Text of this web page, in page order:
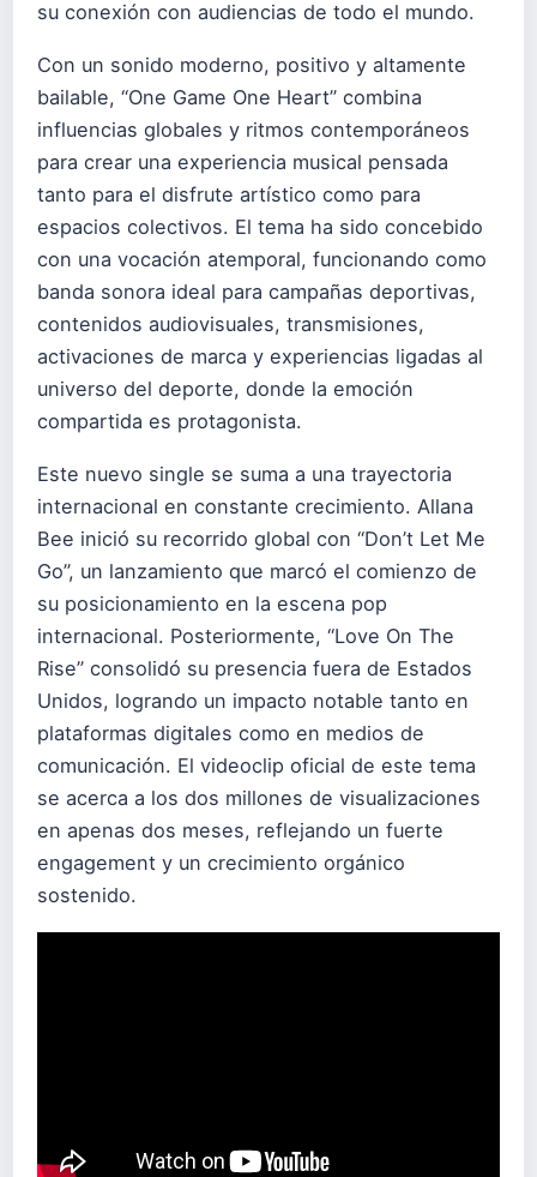
su conexión con audiencias de todo el mundo.
Con un sonido moderno, positivo y altamente
bailable, “One Game One Heart” combina
influencias globales y ritmos contemporáneos
para crear una experiencia musical pensada
tanto para el disfrute artístico como para
espacios colectivos. El tema ha sido concebido
con una vocación atemporal, funcionando como
banda sonora ideal para campañas deportivas,
contenidos audiovisuales, transmisiones,
activaciones de marca y experiencias ligadas al
universo del deporte, donde la emoción
compartida es protagonista.
Este nuevo single se suma a una trayectoria
internacional en constante crecimiento. Allana
Bee inició su recorrido global con “Don’t Let Me
Go”, un lanzamiento que marcó el comienzo de
su posicionamiento en la escena pop
internacional. Posteriormente, “Love On The
Rise” consolidó su presencia fuera de Estados
Unidos, logrando un impacto notable tanto en
plataformas digitales como en medios de
comunicación. El videoclip oficial de este tema
se acerca a los dos millones de visualizaciones
en apenas dos meses, reflejando un fuerte
engagement y un crecimiento orgánico
sostenido.